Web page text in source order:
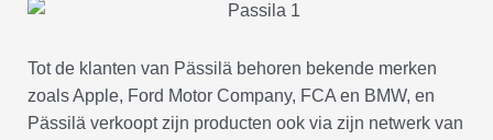
Tot de klanten van Pässilä behoren bekende merken
zoals Apple, Ford Motor Company, FCA en BMW, en
Pässilä verkoopt zijn producten ook via zijn netwerk van